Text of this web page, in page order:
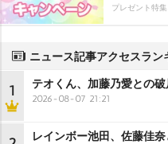
プレゼント特集
ニュース記事アクセスラン
1 テオくん、加藤乃愛との
2026-08-07 21:21
レインボー池田、佐藤佳